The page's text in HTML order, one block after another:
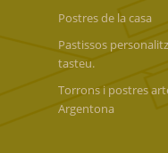
Postres de la casa
Pastissos
tasteu.
Torrons i postres
Argentona